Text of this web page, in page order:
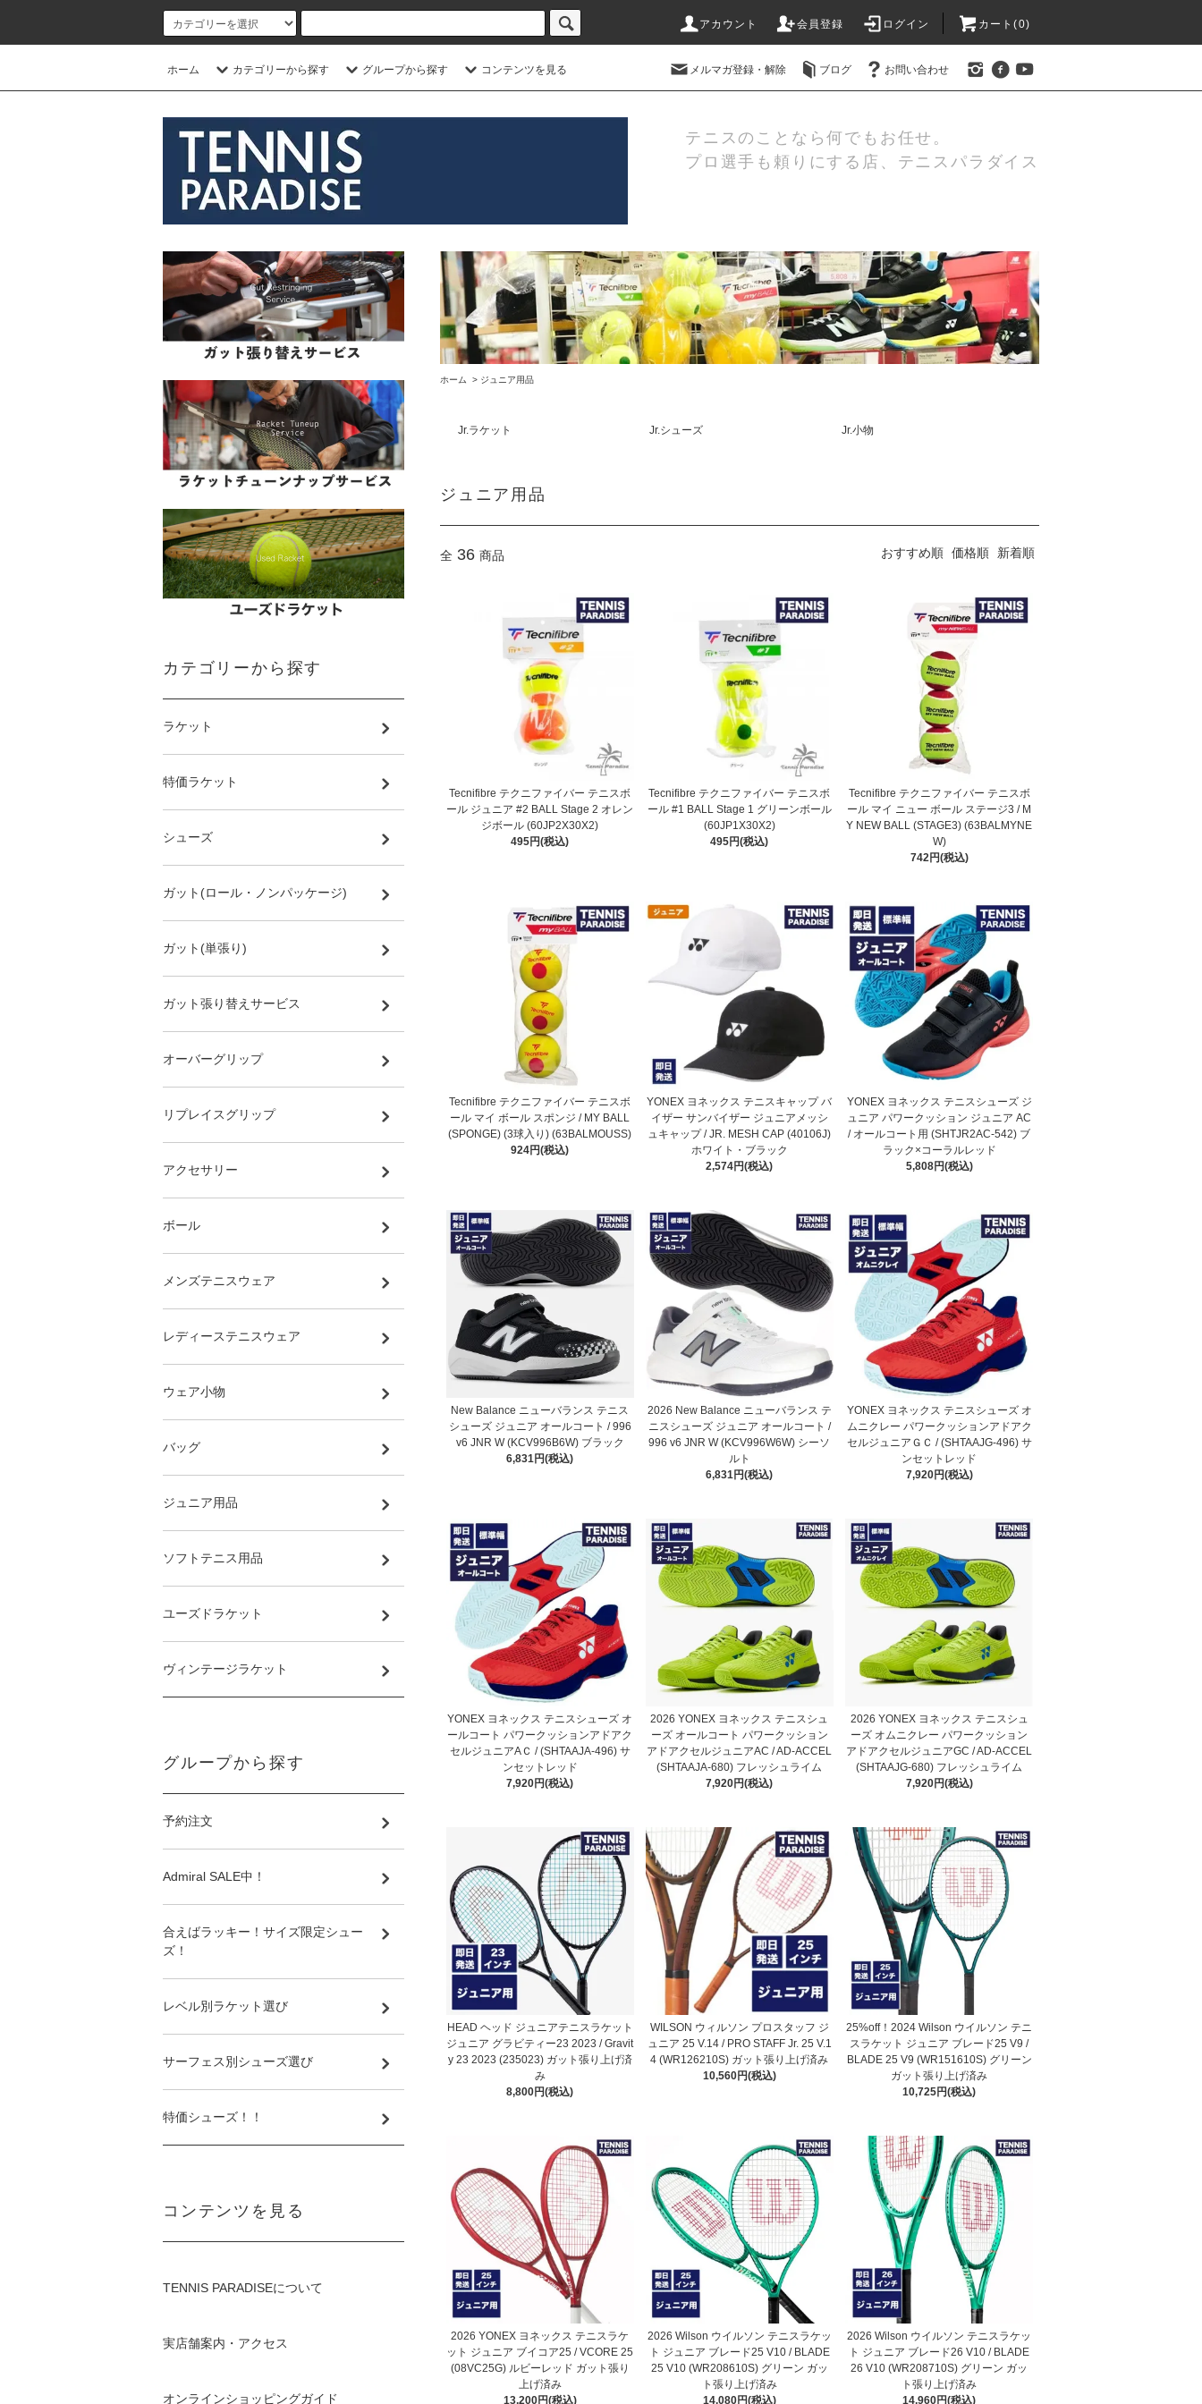
アカウント 会員登録 ログイン カート(0)
ホーム カテゴリーから探す グループから探す コンテンツを見る メルマガ登録・解除 ブログ お問い合わせ
テニスのことなら何でもお任せ。
プロ選手も頼りにする店、テニスパラダイス
ホーム > ジュニア用品
Jr.ラケット Jr.シューズ Jr.小物
ジュニア用品
全 36 商品 おすすめ順 価格順 新着順
Tecnifibre テクニファイバー テニスボ
ール ジュニア #2 BALL Stage 2 オレン
ジボール (60JP2X30X2)
495円(税込)
Tecnifibre テクニファイバー テニスボ
ール #1 BALL Stage 1 グリーンボール
(60JP1X30X2)
495円(税込)
Tecnifibre テクニファイバー テニスボ
ール マイ ニュー ボール ステージ3 / M
Y NEW BALL (STAGE3) (63BALMYNE
W)
742円(税込)
Tecnifibre テクニファイバー テニスボ
ール マイ ボール スポンジ / MY BALL
(SPONGE) (3球入り) (63BALMOUSS)
924円(税込)
YONEX ヨネックス テニスキャップ バ
イザー サンバイザー ジュニアメッシ
ュキャップ / JR. MESH CAP (40106J)
ホワイト・ブラック
2,574円(税込)
YONEX ヨネックス テニスシューズ ジ
ュニア パワークッション ジュニア AC
/ オールコート用 (SHTJR2AC-542) ブ
ラック×コーラルレッド
5,808円(税込)
New Balance ニューバランス テニス
シューズ ジュニア オールコート / 996
v6 JNR W (KCV996B6W) ブラック
6,831円(税込)
2026 New Balance ニューバランス テ
ニスシューズ ジュニア オールコート /
996 v6 JNR W (KCV996W6W) シーソ
ルト
6,831円(税込)
YONEX ヨネックス テニスシューズ オ
ムニクレー パワークッションアドアク
セルジュニアＧＣ / (SHTAAJG-496) サ
ンセットレッド
7,920円(税込)
YONEX ヨネックス テニスシューズ オ
ールコート パワークッションアドアク
セルジュニアAＣ / (SHTAAJA-496) サ
ンセットレッド
7,920円(税込)
2026 YONEX ヨネックス テニスシュ
ーズ オールコート パワークッション
アドアクセルジュニアAC / AD-ACCEL
(SHTAAJA-680) フレッシュライム
7,920円(税込)
2026 YONEX ヨネックス テニスシュ
ーズ オムニクレー パワークッション
アドアクセルジュニアGC / AD-ACCEL
(SHTAAJG-680) フレッシュライム
7,920円(税込)
HEAD ヘッド ジュニアテニスラケット
ジュニア グラビティー23 2023 / Gravit
y 23 2023 (235023) ガット張り上げ済
み
8,800円(税込)
WILSON ウィルソン プロスタッフ ジ
ュニア 25 V.14 / PRO STAFF Jr. 25 V.1
4 (WR126210S) ガット張り上げ済み
10,560円(税込)
25%off！2024 Wilson ウイルソン テニ
スラケット ジュニア ブレード25 V9 /
BLADE 25 V9 (WR151610S) グリーン
ガット張り上げ済み
10,725円(税込)
2026 YONEX ヨネックス テニスラケ
ット ジュニア ブイコア25 / VCORE 25
(08VC25G) ルビーレッド ガット張り
上げ済み
13,200円(税込)
2026 Wilson ウイルソン テニスラケッ
ト ジュニア ブレード25 V10 / BLADE
25 V10 (WR208610S) グリーン ガッ
ト張り上げ済み
14,080円(税込)
2026 Wilson ウイルソン テニスラケッ
ト ジュニア ブレード26 V10 / BLADE
26 V10 (WR208710S) グリーン ガッ
ト張り上げ済み
14,960円(税込)
カテゴリーから探す
ラケット
特価ラケット
シューズ
ガット(ロール・ノンパッケージ)
ガット(単張り)
ガット張り替えサービス
オーバーグリップ
リプレイスグリップ
アクセサリー
ボール
メンズテニスウェア
レディーステニスウェア
ウェア小物
バッグ
ジュニア用品
ソフトテニス用品
ユーズドラケット
ヴィンテージラケット
グループから探す
予約注文
Admiral SALE中！
合えばラッキー！サイズ限定シュー
ズ！
レベル別ラケット選び
サーフェス別シューズ選び
特価シューズ！！
コンテンツを見る
TENNIS PARADISEについて
実店舗案内・アクセス
オンラインショッピングガイド